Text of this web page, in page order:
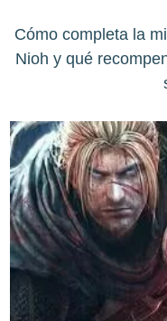
Cómo completa la
Nioh y qué